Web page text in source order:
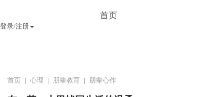
首页
登录/注册
首页 心理 朋辈教育 朋辈心作